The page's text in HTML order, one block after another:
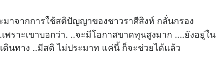
t
e
าจากการใช้สติปัญญาของชาวราศีสิงห์ กลั่นกรอง
ราะเขาบอกว่า. ..จะมีโอกาสขาดทุนสูงมาก ....ยังอยู่ใน
ดินทาง ..มีสติ ไม่ประมาท แค่นี้ ก็จะช่วยได้แล้ว